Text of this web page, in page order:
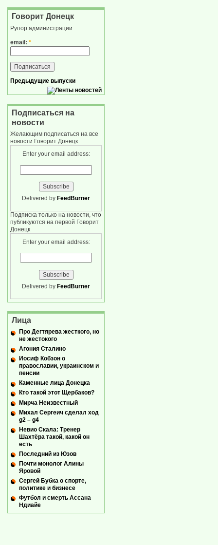
Говорит Донецк
Рупор администрации
email: *
Предыдущие выпуски
Подписаться на
новости
Желающим подписаться на все
новости Говорит Донецк
Enter your email address:
Delivered by FeedBurner
Подписка только на новости, что
публикуются на первой Говорит
Донецк
Enter your email address:
Delivered by FeedBurner
Лица
Про Дегтярева жесткого, но
не жестокого
Агония Сталино
Иосиф Кобзон о
православии, украинском и
пенсии
Каменные лица Донецка
Кто такой этот Щербаков?
Мирча Неизвестный
Михал Сергеич сделал ход
g2 – g4
Невио Скала: Тренер
Шахтёра такой, какой он
есть
Последний из Юзов
Почти монолог Алины
Яровой
Сергей Бубка о спорте,
политике и бизнесе
Футбол и смерть Ассана
Ндиайе